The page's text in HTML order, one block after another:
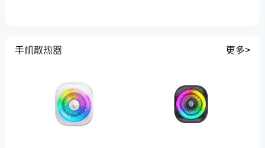
手机散热器 更多>